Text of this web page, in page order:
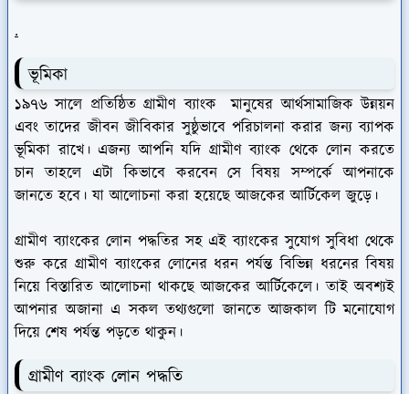
.
ভূমিকা
১৯৭৬ সালে প্রতিষ্ঠিত গ্রামীণ ব্যাংক মানুষের আর্থসামাজিক উন্নয়ন
এবং তাদের জীবন জীবিকার সুষ্ঠুভাবে পরিচালনা করার জন্য ব্যাপক
ভূমিকা রাখে। এজন্য আপনি যদি গ্রামীণ ব্যাংক থেকে লোন করতে
চান তাহলে এটা কিভাবে করবেন সে বিষয় সম্পর্কে আপনাকে
জানতে হবে। যা আলোচনা করা হয়েছে আজকের আর্টিকেল জুড়ে।
গ্রামীণ ব্যাংকের লোন পদ্ধতির সহ এই ব্যাংকের সুযোগ সুবিধা থেকে
শুরু করে গ্রামীণ ব্যাংকের লোনের ধরন পর্যন্ত বিভিন্ন ধরনের বিষয়
নিয়ে বিস্তারিত আলোচনা থাকছে আজকের আর্টিকেলে। তাই অবশ্যই
আপনার অজানা এ সকল তথ্যগুলো জানতে আজকাল টি মনোযোগ
দিয়ে শেষ পর্যন্ত পড়তে থাকুন।
গ্রামীণ ব্যাংক লোন পদ্ধতি